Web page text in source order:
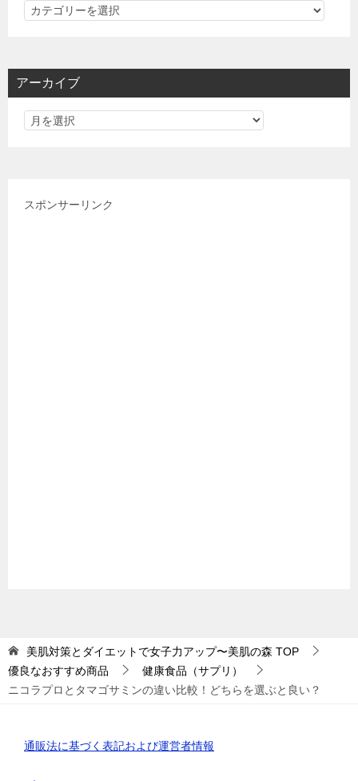
カ
リ
アーカイブ
スポンサーリンク
美肌対策とダイエットで女子力アップ〜美肌の森 TOP
優良なおすすめ商品
健康食品（サプリ）
ニコラプロとタマゴサミンの違い比較！どちらを選ぶと良い？
通販法に基づく表記および運営者情報